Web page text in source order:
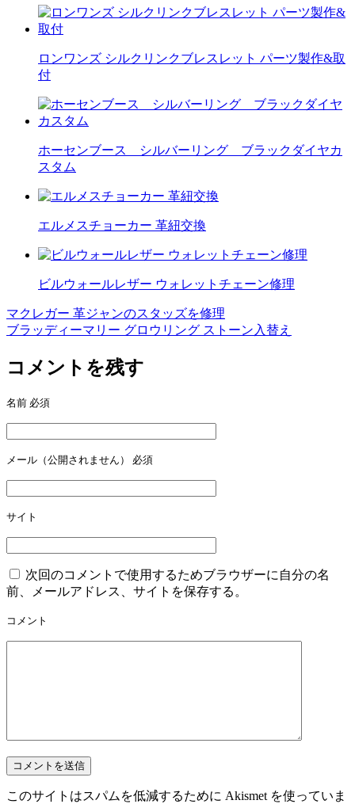
ロンワンズ シルクリンクブレスレット パーツ製作&取
付
ホーセンブース シルバーリング ブラックダイヤカ
スタム
エルメスチョーカー 革紐交換
ビルウォールレザー ウォレットチェーン修理
投
稿
ナ
ビ
ゲ
ー
シ
ョ
ン
マクレガー 革ジャンのスタッズを修理
ブラッディーマリー グロウリング ストーン入替え
コメントを残す
名前 必須
メール（公開されません） 必須
サイト
次回のコメントで使用するためブラウザーに自分の名
前、メールアドレス、サイトを保存する。
コメント
このサイトはスパムを低減するために Akismet を使っていま